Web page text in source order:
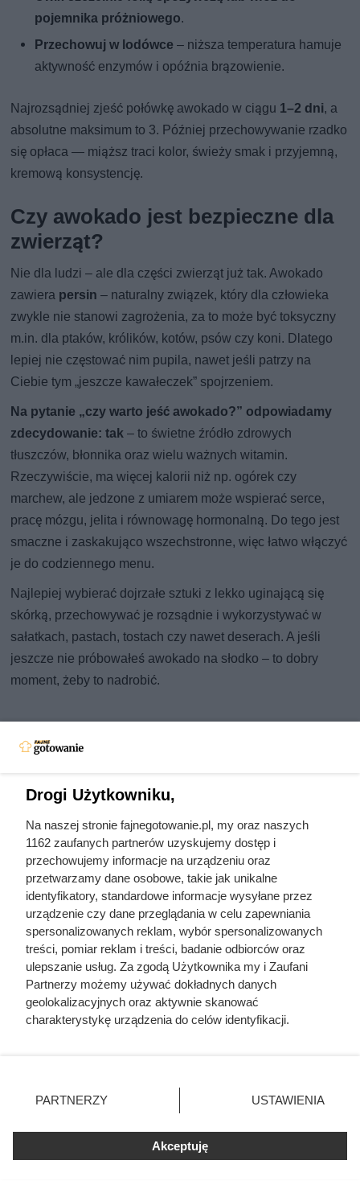
pojemnika próżniowego.
Przechowuj w lodówce – niższa temperatura hamuje
aktywność enzymów i opóźnia brązowienie.
Najrozsądniej zjeść połówkę awokado w ciągu 1–2 dni, a
absolutne maksimum to 3. Później przechowywanie rzadko
się opłaca — miąższ traci kolor, świeży smak i przyjemną,
kremową konsystencję.
Czy awokado jest bezpieczne dla
zwierząt?
Nie dla ludzi – ale dla części zwierząt już tak. Awokado
zawiera persin – naturalny związek, który dla człowieka
zwykle nie stanowi zagrożenia, za to może być toksyczny
m.in. dla ptaków, królików, kotów, psów czy koni. Dlatego
lepiej nie częstować nim pupila, nawet jeśli patrzy na
Ciebie tym „jeszcze kawałeczek” spojrzeniem.
Na pytanie „czy warto jeść awokado?” odpowiadamy
zdecydowanie: tak – to świetne źródło zdrowych
tłuszczów, błonnika oraz wielu ważnych witamin.
Rzeczywiście, ma więcej kalorii niż np. ogórek czy
marchew, ale jedzone z umiarem może wspierać serce,
pracę mózgu, jelita i równowagę hormonalną. Do tego jest
smaczne i zaskakująco wszechstronne, więc łatwo włączyć
je do codziennego menu.
Najlepiej wybierać dojrzałe sztuki z lekko uginającą się
skórką, przechowywać je rozsądnie i wykorzystywać w
sałatkach, pastach, tostach czy nawet deserach. A jeśli
jeszcze nie próbowałeś awokado na słodko – to dobry
moment, żeby to nadrobić.
Czytaj także:
nalewki
Mąż ją zdradzał i zaraził kiłą, a lekarze faszerowali
arszenikiem. Przerażająca prawda o cenie, jaką
Drogi Użytkowniku,
Na naszej stronie fajnegotowanie.pl, my oraz naszych
1162 zaufanych partnerów uzyskujemy dostęp i
przechowujemy informacje na urządzeniu oraz
przetwarzamy dane osobowe, takie jak unikalne
identyfikatory, standardowe informacje wysyłane przez
urządzenie czy dane przeglądania w celu zapewniania
spersonalizowanych reklam, wybór spersonalizowanych
treści, pomiar reklam i treści, badanie odbiorców oraz
ulepszanie usług. Za zgodą Użytkownika my i Zaufani
Partnerzy możemy używać dokładnych danych
geolokalizacyjnych oraz aktywnie skanować
charakterystykę urządzenia do celów identyfikacji.
zmienić/wycofać klikając przycisk ustawień prywatności
znajdujący się w lewym dolnym rogu strony
rodzaje przetwarzania danych nie wymagają zgody
użytkownika, ale masz prawo sprzeciwić się takiemu
przetwarzaniu. Preferencje będą miały zastosowania tylko
PARTNERZY USTAWIENIA
Akceptuję